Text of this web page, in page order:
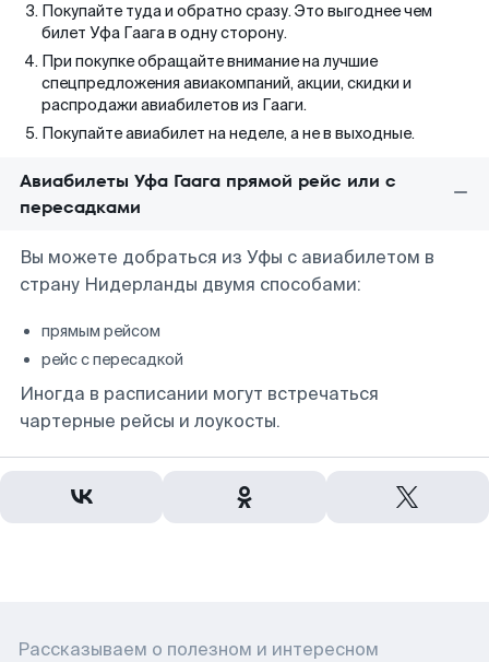
Покупайте туда и обратно сразу. Это выгоднее чем
билет Уфа Гаага в одну сторону.
При покупке обращайте внимание на лучшие
спецпредложения авиакомпаний, акции, скидки и
распродажи авиабилетов из Гааги.
Покупайте авиабилет на неделе, а не в выходные.
Авиабилеты Уфа Гаага прямой рейс или с
пересадками
Вы можете добраться из Уфы с авиабилетом в
страну Нидерланды двумя способами:
прямым рейсом
рейс с пересадкой
Иногда в расписании могут встречаться
чартерные рейсы и лоукосты.
Рассказываем о полезном и интересном